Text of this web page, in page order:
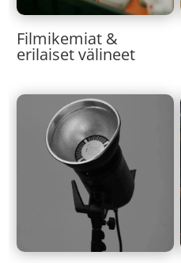
Filmikemiat &
erilaiset välineet